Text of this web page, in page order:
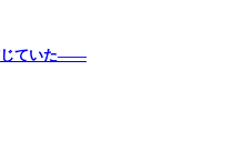
じていた——